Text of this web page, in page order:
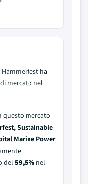
ha
mercato nel
questo mercato
Sustainable
Marine Power
del 59,5% nel